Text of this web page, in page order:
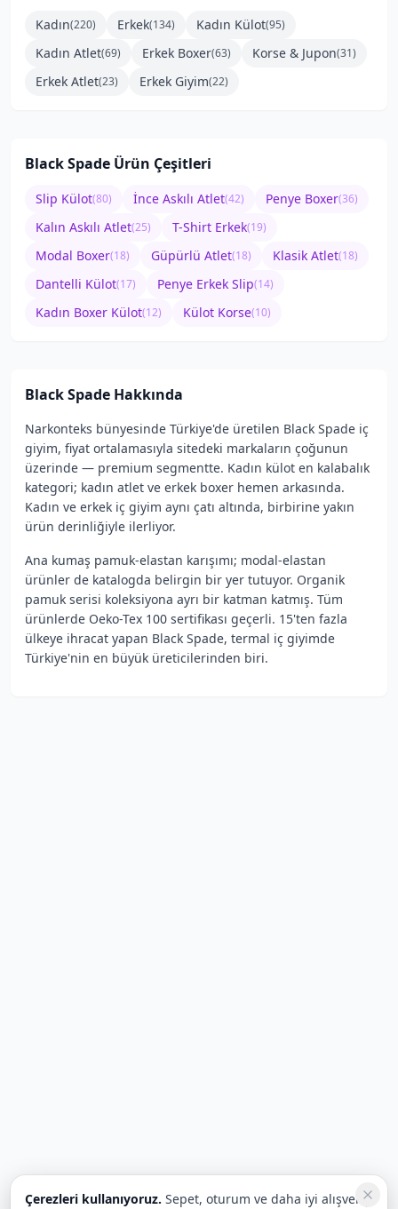
Kadın(220) Erkek(134) Kadın Külot(95)
Kadın Atlet(69) Erkek Boxer(63) Korse & Jupon(31)
Erkek Atlet(23) Erkek Giyim(22)
Black Spade Ürün Çeşitleri
Slip Külot(80) İnce Askılı Atlet(42) Penye Boxer(36)
Kalın Askılı Atlet(25) T-Shirt Erkek(19)
Modal Boxer(18) Güpürlü Atlet(18) Klasik Atlet(18)
Dantelli Külot(17) Penye Erkek Slip(14)
Kadın Boxer Külot(12) Külot Korse(10)
Black Spade Hakkında
Narkonteks bünyesinde Türkiye'de üretilen Black Spade iç
giyim, fiyat ortalamasıyla sitedeki markaların çoğunun
üzerinde — premium segmentte. Kadın külot en kalabalık
kategori; kadın atlet ve erkek boxer hemen arkasında.
Kadın ve erkek iç giyim aynı çatı altında, birbirine yakın
ürün derinliğiyle ilerliyor.
Ana kumaş pamuk-elastan karışımı; modal-elastan
ürünler de katalogda belirgin bir yer tutuyor. Organik
pamuk serisi koleksiyona ayrı bir katman katmış. Tüm
ürünlerde Oeko-Tex 100 sertifikası geçerli. 15'ten fazla
ülkeye ihracat yapan Black Spade, termal iç giyimde
Türkiye'nin en büyük üreticilerinden biri.
Çerezleri kullanıyoruz. Sepet, oturum ve daha iyi alışveriş